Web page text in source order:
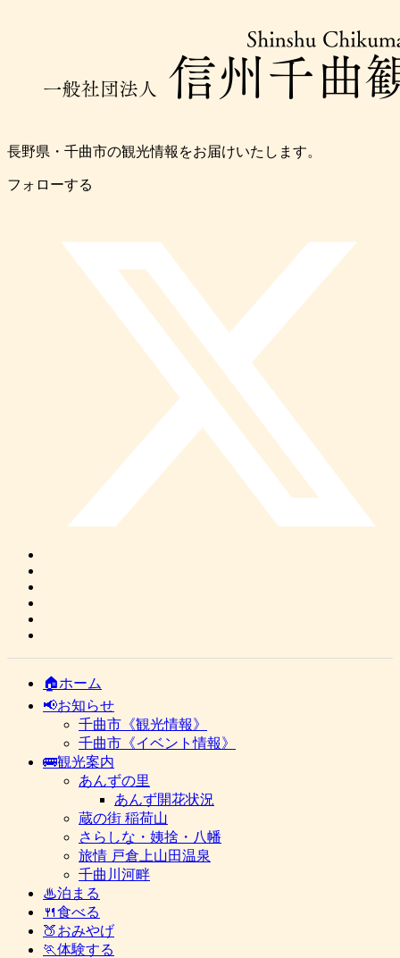
長野県・千曲市の観光情報をお届けいたします。
フォローする
🏠ホーム
📢お知らせ
千曲市《観光情報》
千曲市《イベント情報》
🚌観光案内
あんずの里
あんず開花状況
蔵の街 稲荷山
さらしな・姨捨・八幡
旅情 戸倉上山田温泉
千曲川河畔
♨泊まる
🍴食べる
🍑おみやげ
🏃体験する